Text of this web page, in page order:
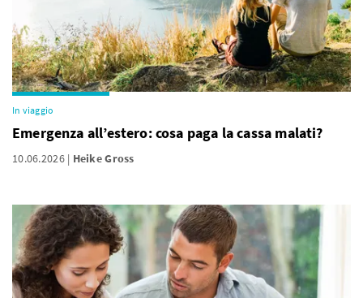
In viaggio
Emergenza all’estero: cosa paga la cassa malati?
10.06.2026 Heike Gross